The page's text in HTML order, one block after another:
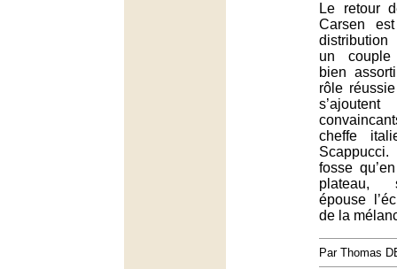
Le retour
Carsen
distribution
un couple
bien
rôle
cheffe
fosse
plateau,
épouse
de la
Par Thomas